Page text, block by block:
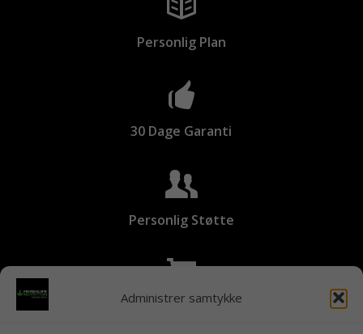
Administrer samtykke
Personlig Plan
30 Dage Garanti
Personlig Støtte
Sikker Betaling